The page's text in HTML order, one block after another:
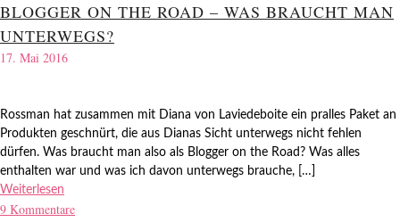
BLOGGER ON THE ROAD – WAS BRAUCHT MAN
UNTERWEGS?
17. Mai 2016
Rossman hat zusammen mit Diana von Laviedeboite ein pralles Paket an
Produkten geschnürt, die aus Dianas Sicht unterwegs nicht fehlen
dürfen. Was braucht man also als Blogger on the Road? Was alles
enthalten war und was ich davon unterwegs brauche, […]
Weiterlesen
9 Kommentare